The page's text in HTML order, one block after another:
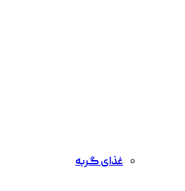
غذای گربه